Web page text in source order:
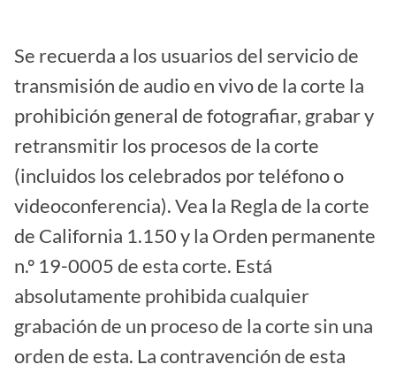
Se recuerda a los usuarios del servicio de
transmisión de audio en vivo de la corte la
prohibición general de fotografiar, grabar y
retransmitir los procesos de la corte
(incluidos los celebrados por teléfono o
videoconferencia). Vea la Regla de la corte
de California 1.150 y la Orden permanente
n.º 19-0005 de esta corte. Está
absolutamente prohibida cualquier
grabación de un proceso de la corte sin una
orden de esta. La contravención de esta